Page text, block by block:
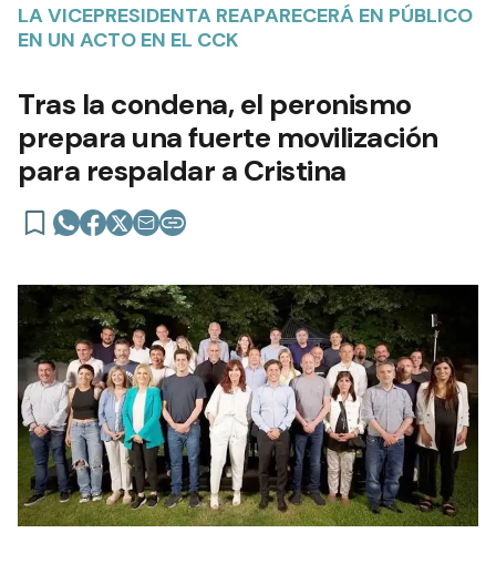
LA VICEPRESIDENTA REAPARECERÁ EN PÚBLICO
EN UN ACTO EN EL CCK
Tras la condena, el peronismo
prepara una fuerte movilización
para respaldar a Cristina